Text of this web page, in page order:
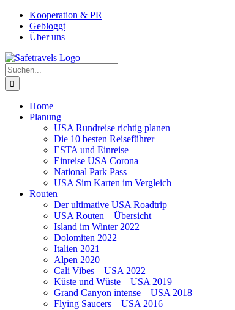
Zum
Inhalt
springen
Facebook
Instagram
YouTube
PinterestKooperation & PR
Gebloggt
Über uns
Suche
nach:
Home
Planung
USA Rundreise richtig planen
Die 10 besten Reiseführer
ESTA und Einreise
Einreise USA Corona
National Park Pass
USA Sim Karten im Vergleich
Routen
Der ultimative USA Roadtrip
USA Routen – Übersicht
Island im Winter 2022
Dolomiten 2022
Italien 2021
Alpen 2020
Cali Vibes – USA 2022
Küste und Wüste – USA 2019
Grand Canyon intense – USA 2018
Flying Saucers – USA 2016